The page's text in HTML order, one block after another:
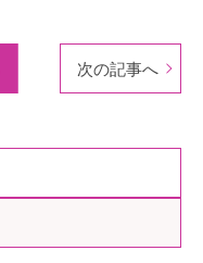
次の記事へ